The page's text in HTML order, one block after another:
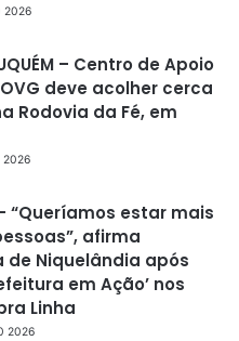
2026
– Centro de Apoio
deve acolher cerca
Rodovia da Fé, em
– “Queríamos estar mais
afirma
Niquelândia após
em Ação’ nos
Linha
2026